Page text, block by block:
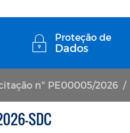
Proteção de
Dados
nº PE00005/2026
SDC